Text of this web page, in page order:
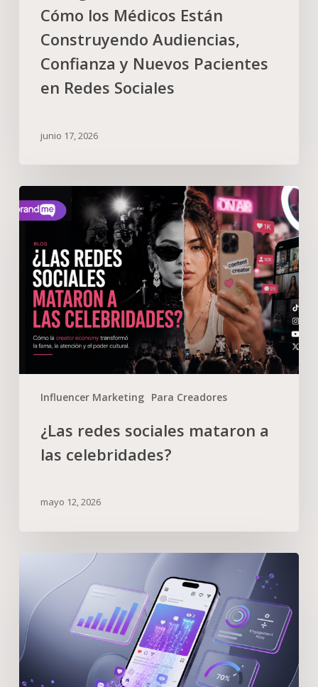
Cómo los Médicos Están
Construyendo Audiencias,
Confianza y Nuevos Pacientes
en Redes Sociales
junio 17, 2026
Influencer Marketing Para Creadores
¿Las redes sociales mataron a
las celebridades?
mayo 12, 2026